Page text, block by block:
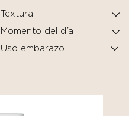
Textura
Momento del día